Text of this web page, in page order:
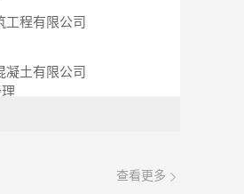
工程有限公司
凝土有限公司
查看更多